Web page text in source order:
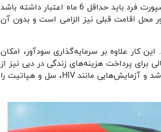
برای دریافت اقامت امارات چند شرط مهم وجود دارد که باید رعایت شود. پاسپورت فرد باید حداقل 6 ماه اعتبار داشته باشد
محل اقامت قبلی نیز الزامی است و بدون آن
این کار علاوه بر سرمایه‌گذاری سودآور، امکان
برای پرداخت هزینه‌های زندگی در دبی نیز از
دیگر شرایط اصلی است. همچنین متقاضی باید از سلامت جسمی برخوردار باشد و آزمایش‌هایی مانند HIV، سل و هپاتیت را